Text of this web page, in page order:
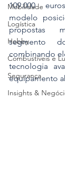
Mobilidade
Logística
Hobby
Combustíveis e
Segurança
Insights &
109.000
modelo
propostas
segmento
combinando
tecnologia
equipamento